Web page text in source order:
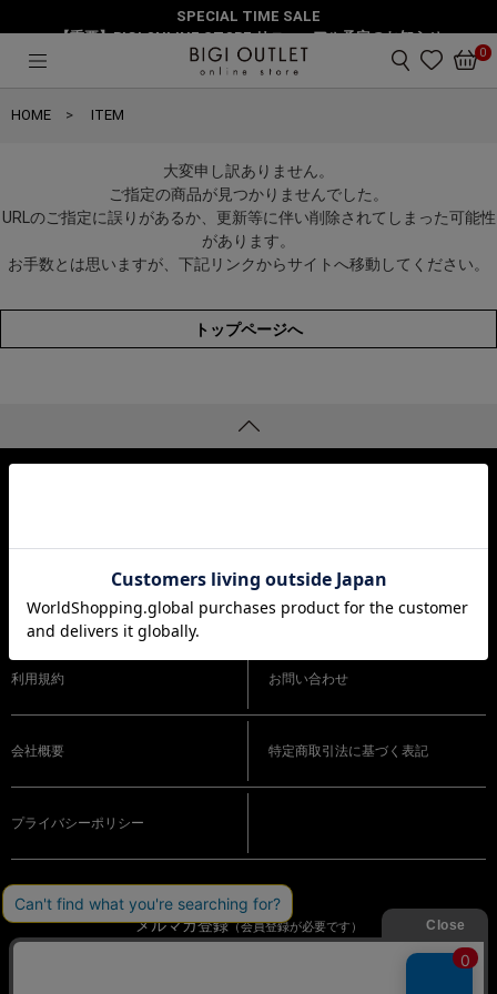
SPECIAL TIME SALE
【重要】BIGI ONLINE STORE リニューアル予定のお知らせ
0
HOME ITEM
大変申し訳ありません。
ご指定の商品が見つかりませんでした。
URLのご指定に誤りがあるか、更新等に伴い削除されてしまった可能性
があります。
お手数とは思いますが、下記リンクからサイトへ移動してください。
トップページへ
ショッピングガイド よくある質問
利用規約 お問い合わせ
会社概要 特定商取引法に基づく表記
プライバシーポリシー
メルマガ登録（会員登録が必要です）